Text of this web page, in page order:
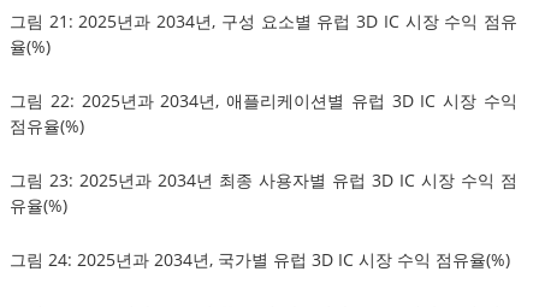
그림 21: 2025년과 2034년, 구성 요소별 유럽 3D IC 시장 수익 점유
율(%)
그림 22: 2025년과 2034년, 애플리케이션별 유럽 3D IC 시장 수익
점유율(%)
그림 23: 2025년과 2034년 최종 사용자별 유럽 3D IC 시장 수익 점
유율(%)
그림 24: 2025년과 2034년, 국가별 유럽 3D IC 시장 수익 점유율(%)